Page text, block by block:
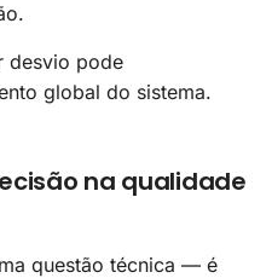
desvio pode
global do sistema.
na qualidade
questão técnica — é